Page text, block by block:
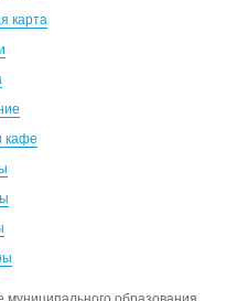
карта
кафе